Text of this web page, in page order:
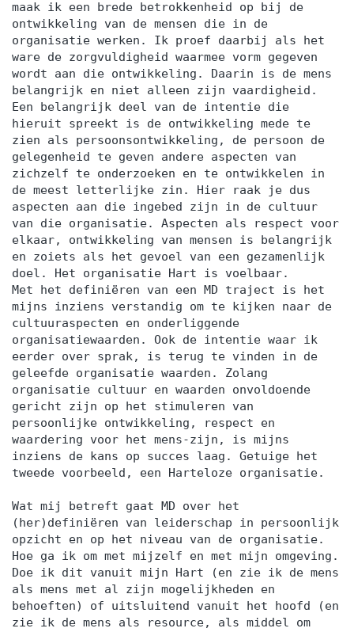
maak ik een brede betrokkenheid op bij de
ontwikkeling van de mensen die in de
organisatie werken. Ik proef daarbij als het
ware de zorgvuldigheid waarmee vorm gegeven
wordt aan die ontwikkeling. Daarin is de mens
belangrijk en niet alleen zijn vaardigheid.
Een belangrijk deel van de intentie die
hieruit spreekt is de ontwikkeling mede te
zien als persoonsontwikkeling, de persoon de
gelegenheid te geven andere aspecten van
zichzelf te onderzoeken en te ontwikkelen in
de meest letterlijke zin. Hier raak je dus
aspecten aan die ingebed zijn in de cultuur
van die organisatie. Aspecten als respect voor
elkaar, ontwikkeling van mensen is belangrijk
en zoiets als het gevoel van een gezamenlijk
doel. Het organisatie Hart is voelbaar.
Met het definiëren van een MD traject is het
mijns inziens verstandig om te kijken naar de
cultuuraspecten en onderliggende
organisatiewaarden. Ook de intentie waar ik
eerder over sprak, is terug te vinden in de
geleefde organisatie waarden. Zolang
organisatie cultuur en waarden onvoldoende
gericht zijn op het stimuleren van
persoonlijke ontwikkeling, respect en
waardering voor het mens-zijn, is mijns
inziens de kans op succes laag. Getuige het
tweede voorbeeld, een Harteloze organisatie.
Wat mij betreft gaat MD over het
(her)definiëren van leiderschap in persoonlijk
opzicht en op het niveau van de organisatie.
Hoe ga ik om met mijzelf en met mijn omgeving.
Doe ik dit vanuit mijn Hart (en zie ik de mens
als mens met al zijn mogelijkheden en
behoeften) of uitsluitend vanuit het hoofd (en
zie ik de mens als resource, als middel om